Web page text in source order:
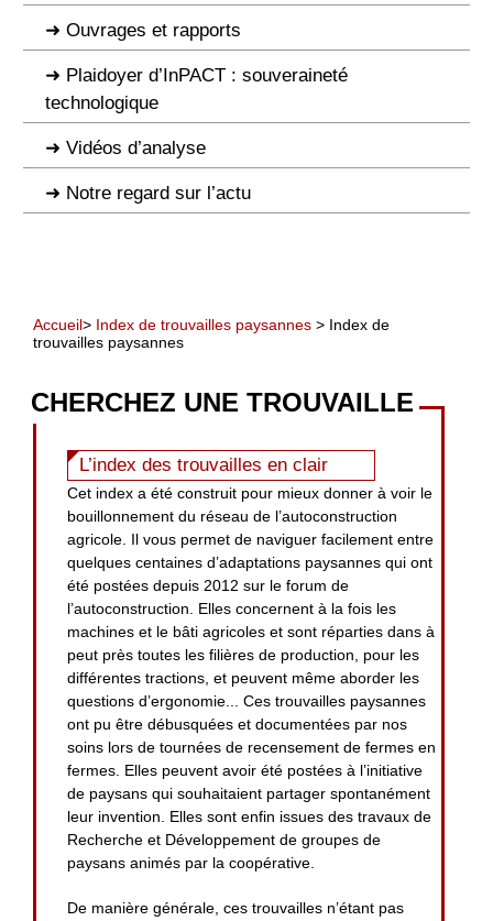
Ouvrages et rapports
Plaidoyer d’InPACT : souveraineté
technologique
Vidéos d’analyse
Notre regard sur l’actu
Accueil> Index de trouvailles paysannes > Index de
trouvailles paysannes
CHERCHEZ UNE TROUVAILLE
L’index des trouvailles en clair
Cet index a été construit pour mieux donner à voir le
bouillonnement du réseau de l’autoconstruction
agricole. Il vous permet de naviguer facilement entre
quelques centaines d’adaptations paysannes qui ont
été postées depuis 2012 sur le forum de
l’autoconstruction. Elles concernent à la fois les
machines et le bâti agricoles et sont réparties dans à
peut près toutes les filières de production, pour les
différentes tractions, et peuvent même aborder les
questions d’ergonomie... Ces trouvailles paysannes
ont pu être débusquées et documentées par nos
soins lors de tournées de recensement de fermes en
fermes. Elles peuvent avoir été postées à l’initiative
de paysans qui souhaitaient partager spontanément
leur invention. Elles sont enfin issues des travaux de
Recherche et Développement de groupes de
paysans animés par la coopérative.
De manière générale, ces trouvailles n’étant pas